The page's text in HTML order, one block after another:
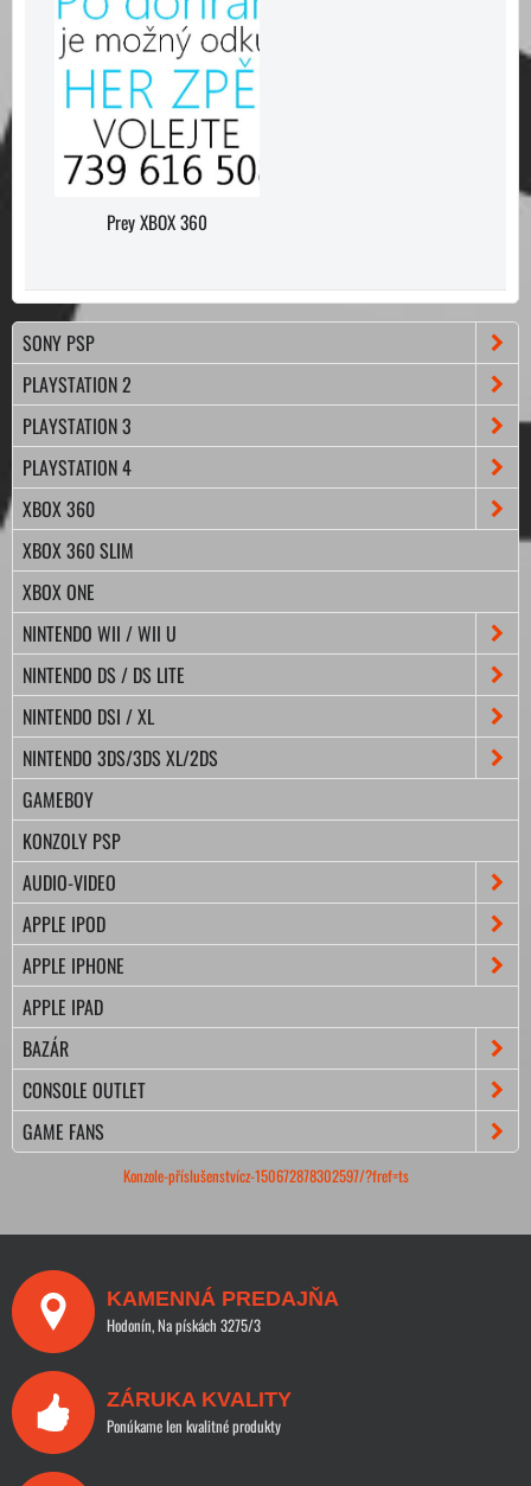
Prey XBOX 360
SONY PSP
PLAYSTATION 2
PLAYSTATION 3
PLAYSTATION 4
XBOX 360
XBOX 360 SLIM
XBOX ONE
NINTENDO WII / WII U
NINTENDO DS / DS LITE
NINTENDO DSI / XL
NINTENDO 3DS/3DS XL/2DS
GAMEBOY
KONZOLY PSP
AUDIO-VIDEO
APPLE IPOD
APPLE IPHONE
APPLE IPAD
BAZÁR
CONSOLE OUTLET
GAME FANS
Konzole-příslušenstvícz-150672878302597/?fref=ts
KAMENNÁ PREDAJŇA
Hodonín, Na pískách 3275/3
ZÁRUKA KVALITY
Ponúkame len kvalitné produkty